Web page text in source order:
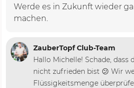
Werde es in Zukunft wieder
machen.
ZauberTopf Club-Team
Hallo Michelle! Schade,
nicht zufrieden bist 😕 Wir
Flüssigkeitsmenge